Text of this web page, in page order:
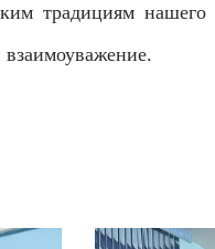
традициям